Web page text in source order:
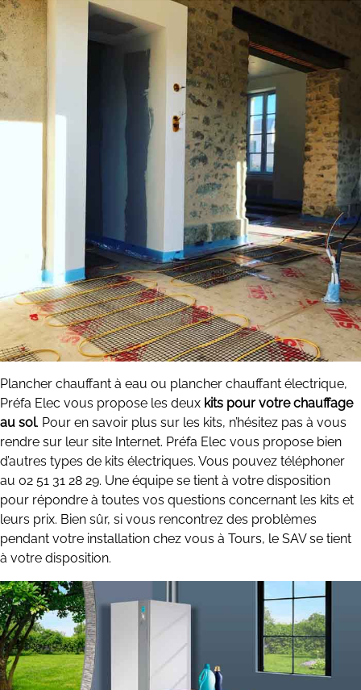
Plancher chauffant à eau ou plancher chauffant électrique,
Préfa Elec vous propose les deux kits pour votre chauffage
au sol. Pour en savoir plus sur les kits, n’hésitez pas à vous
rendre sur leur site Internet. Préfa Elec vous propose bien
d’autres types de kits électriques. Vous pouvez téléphoner
au 02 51 31 28 29. Une équipe se tient à votre disposition
pour répondre à toutes vos questions concernant les kits et
leurs prix. Bien sûr, si vous rencontrez des problèmes
pendant votre installation chez vous à Tours, le SAV se tient
à votre disposition.